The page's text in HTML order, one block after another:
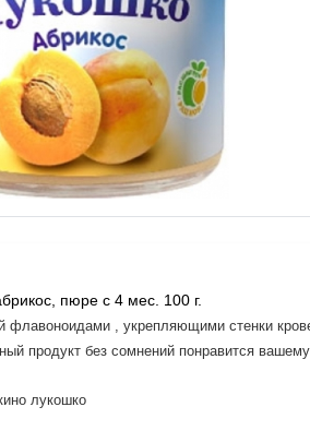
пюре с 4 мес. 100 г.
флавоноидами , укрепляющими стенки
продукт без сомнений понравится
лукошко